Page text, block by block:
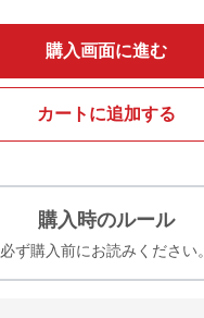
購入画面に進む
カートに追加する
購入時のルール
必ず購入前にお読みください。